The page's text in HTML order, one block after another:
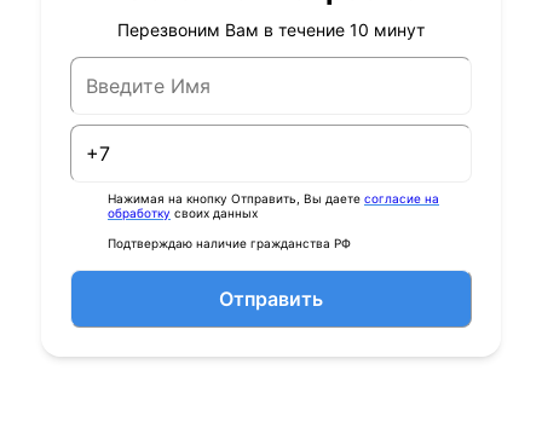
Перезвоним Вам в течение 10 минут
Нажимая на кнопку Отправить, Вы даете согласие на
обработку своих данных
Подтверждаю наличие гражданства РФ
Отправить